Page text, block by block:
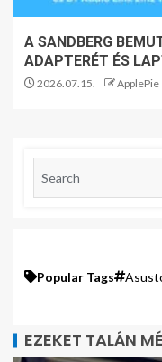
A SANDBERG
ADAPTERÉT ÉS
2026.07.15. ApplePie
Popular Tags
EZEKET TALÁN